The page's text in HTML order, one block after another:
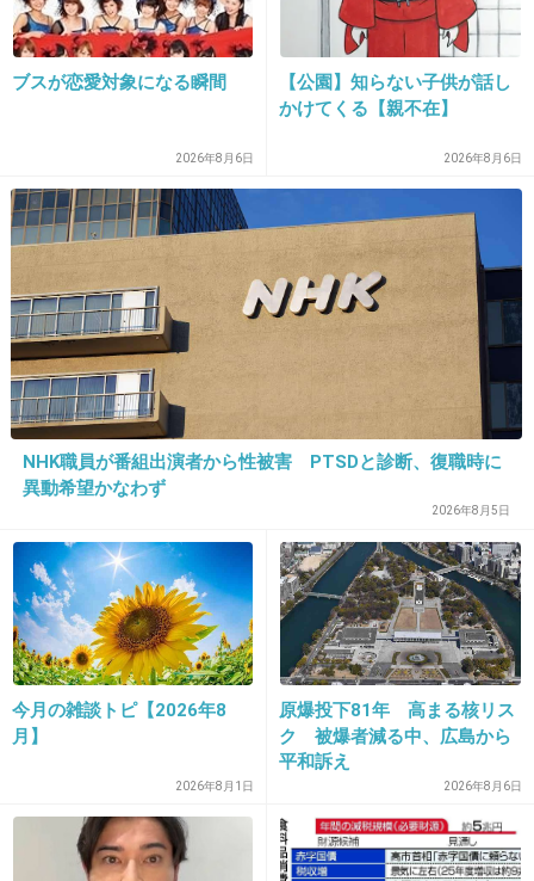
13. 匿名2015/10/10(土) 14:48:39
それ以前に、なんで仕事に家庭の話を持ち込
なんか勘違いしてない？
+166 -10
14. 匿名2015/10/10(土) 14:48:41
高島彩さんってそんなに人気あるかな？
-7
15. 匿名2015/10/10(土) 14:48:54
いにくかったとか。
+177 -1
2015/10/10(土) 14:49:31
ブスが恋愛対象になる瞬間
2026年8月6日
【公園】知らない子供が話し
かけてくる【親不在】
2026年8月6日
NHK職員が番組出演者から性被害 PTSDと診断、復職時に
異動希望かなわず
2026年8月5日
今月の雑談トピ【2026年8
月】
2026年8月1日
原爆投下81年 高まる核リス
ク 被爆者減る中、広島から
平和訴え
2026年8月6日